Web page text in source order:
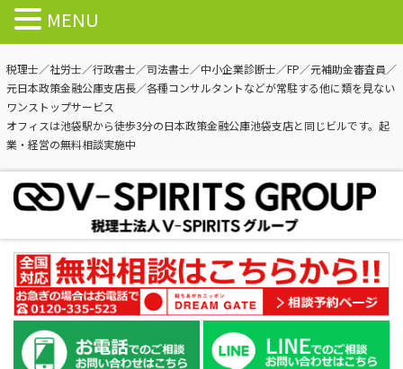
税理士／社労士／行政書士／司法書士／中小企業診断士／FP／元補助金審査員／
元日本政策金融公庫支店長／各種コンサルタントなどが常駐する他に類を見ない
ワンストップサービス
オフィスは池袋駅から徒歩3分の日本政策金融公庫池袋支店と同じビルです。起
業・経営の無料相談実施中
MENU